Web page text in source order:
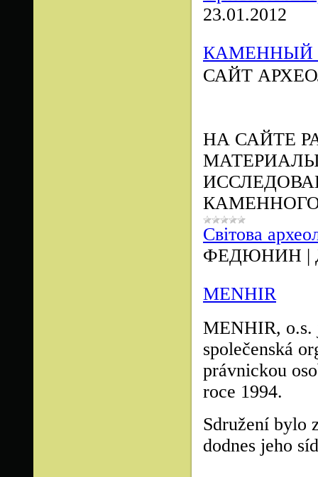
23.01.2012
КАМЕННЫЙ
САЙТ
НА САЙТЕ
Світова
ФЕДЮНИН |
MENHIR
MENHIR, o.s.
společenská
právnickou
roce 1994.
Sdružení bylo
dodnes jeho